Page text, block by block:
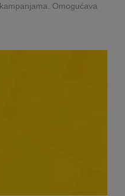
Omogućava